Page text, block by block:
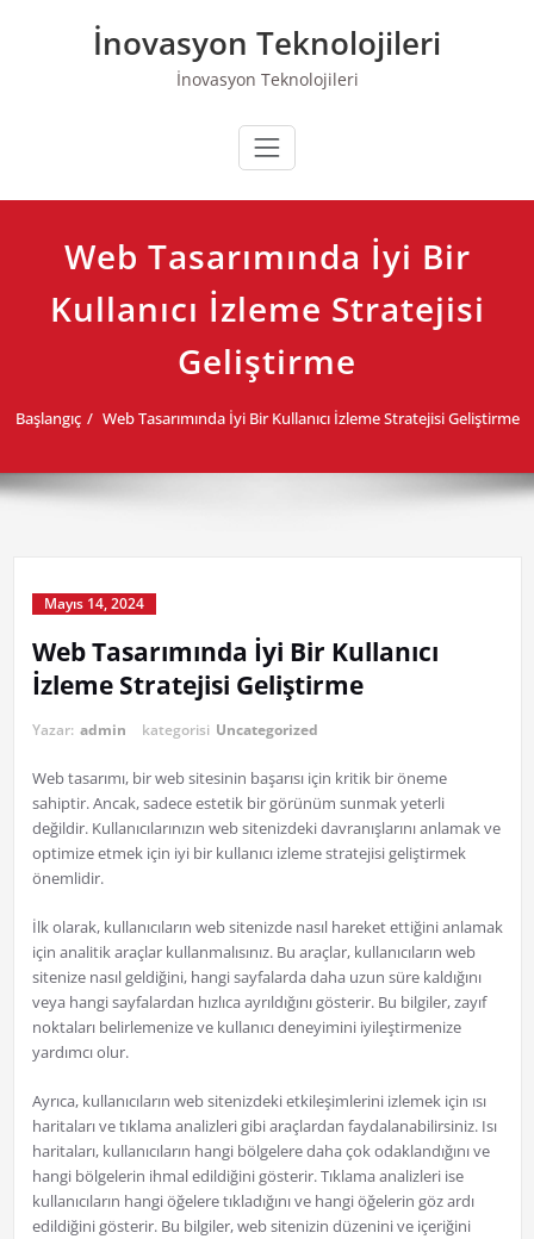
İnovasyon Teknolojileri
İnovasyon Teknolojileri
Web Tasarımında İyi Bir
Kullanıcı İzleme Stratejisi
Geliştirme
Başlangıç Web Tasarımında İyi Bir Kullanıcı İzleme Stratejisi Geliştirme
Mayıs 14, 2024
Web Tasarımında İyi Bir Kullanıcı
İzleme Stratejisi Geliştirme
Yazar: admin kategorisi Uncategorized
Web tasarımı, bir web sitesinin başarısı için kritik bir öneme
sahiptir. Ancak, sadece estetik bir görünüm sunmak yeterli
değildir. Kullanıcılarınızın web sitenizdeki davranışlarını anlamak ve
optimize etmek için iyi bir kullanıcı izleme stratejisi geliştirmek
önemlidir.
İlk olarak, kullanıcıların web sitenizde nasıl hareket ettiğini anlamak
için analitik araçlar kullanmalısınız. Bu araçlar, kullanıcıların web
sitenize nasıl geldiğini, hangi sayfalarda daha uzun süre kaldığını
veya hangi sayfalardan hızlıca ayrıldığını gösterir. Bu bilgiler, zayıf
noktaları belirlemenize ve kullanıcı deneyimini iyileştirmenize
yardımcı olur.
Ayrıca, kullanıcıların web sitenizdeki etkileşimlerini izlemek için ısı
haritaları ve tıklama analizleri gibi araçlardan faydalanabilirsiniz. Isı
haritaları, kullanıcıların hangi bölgelere daha çok odaklandığını ve
hangi bölgelerin ihmal edildiğini gösterir. Tıklama analizleri ise
kullanıcıların hangi öğelere tıkladığını ve hangi öğelerin göz ardı
edildiğini gösterir. Bu bilgiler, web sitenizin düzenini ve içeriğini